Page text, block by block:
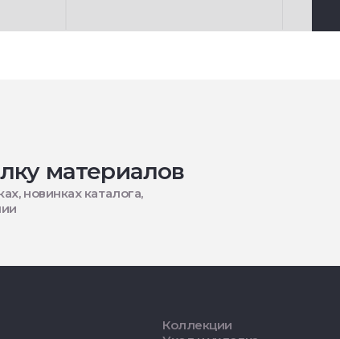
материалов
новинках каталога,
Коллекции